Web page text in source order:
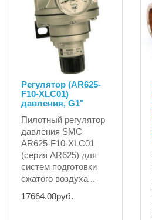
Регулятор (AR625-
F10-XLC01)
давления, G1"
Пилотный регулятор
давления SMC
AR625-F10-XLC01
(серия AR625) для
систем подготовки
сжатого воздуха ..
17664.08руб.